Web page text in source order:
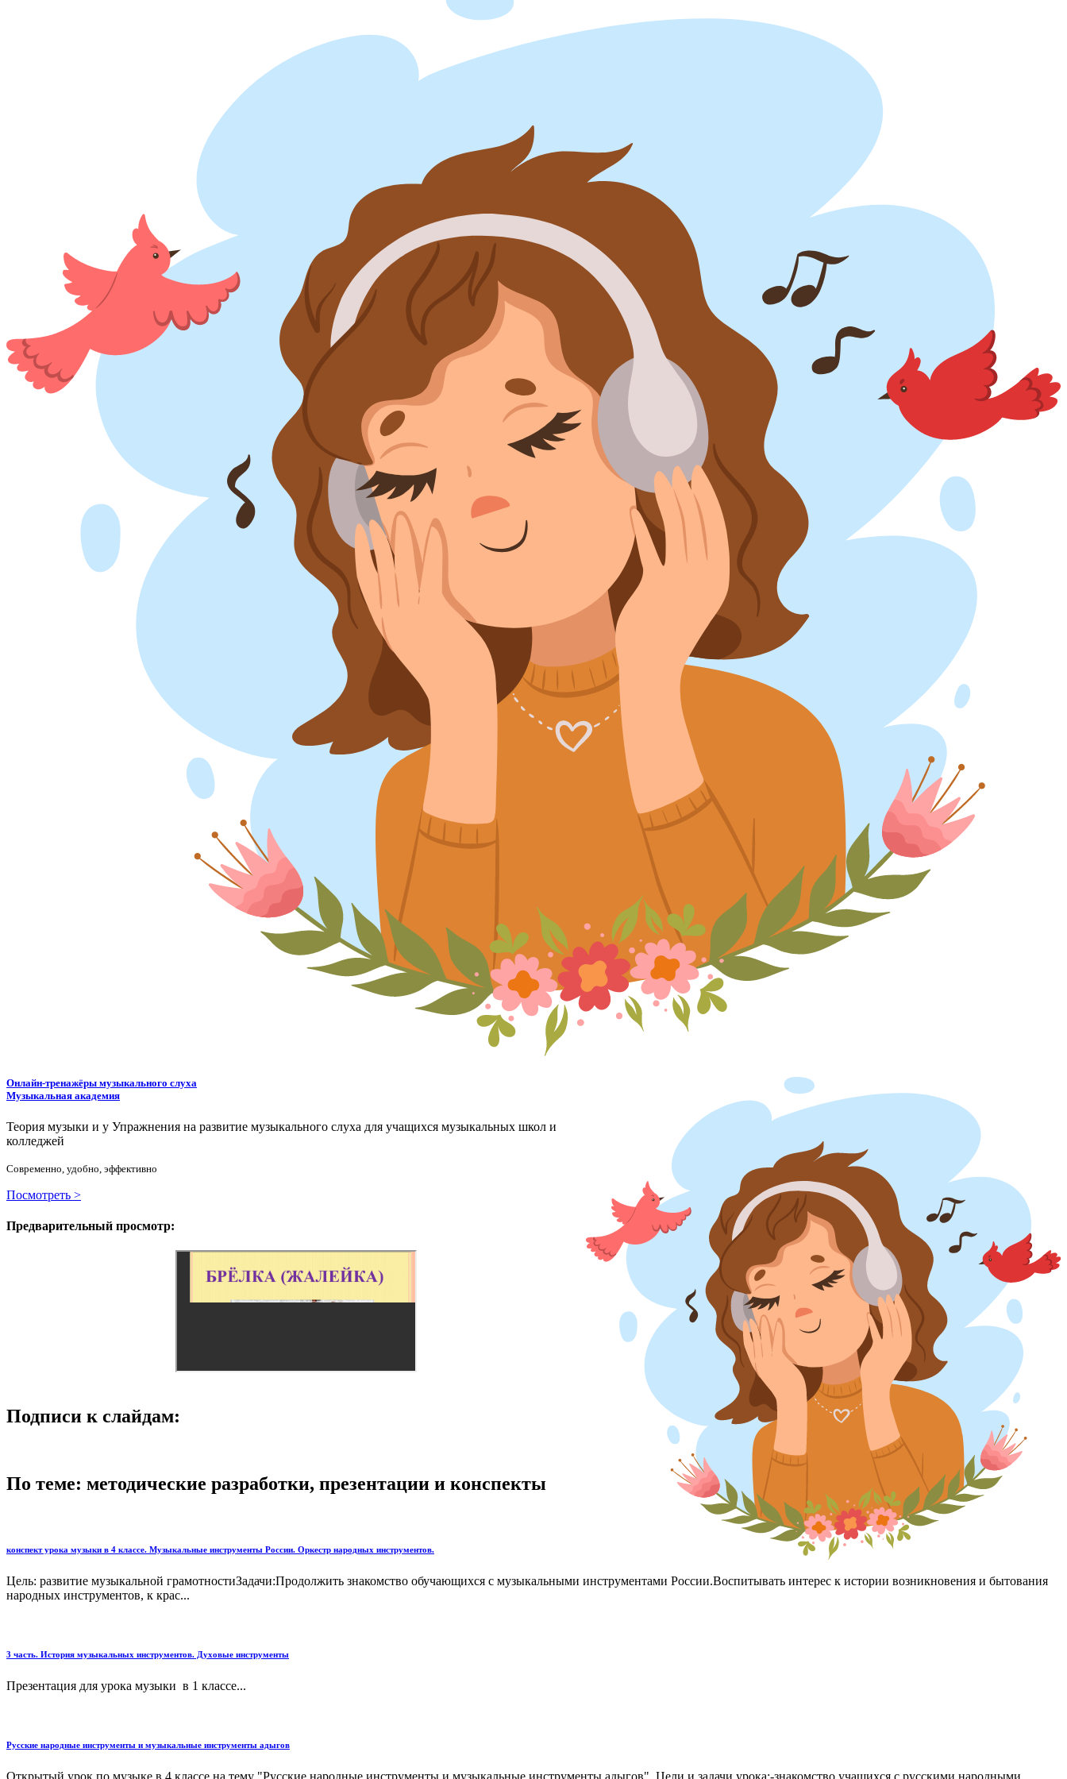
Онлайн-тренажёры музыкального слуха
Музыкальная академия
Теория музыки и у Упражнения на развитие музыкального слуха для учащихся музыкальных школ и
колледжей
Современно, удобно, эффективно
Посмотреть >
Предварительный просмотр:
Подписи к слайдам:
По теме: методические разработки, презентации и конспекты
конспект урока музыки в 4 классе. Музыкальные инструменты России. Оркестр народных инструментов.
Цель: развитие музыкальной грамотностиЗадачи:Продолжить знакомство обучающихся с музыкальными инструментами России.Воспитывать интерес к истории возникновения и бытования
народных инструментов, к крас...
3 часть. История музыкальных инструментов. Духовые инструменты
Презентация для урока музыки в 1 классе...
Русские народные инструменты и музыкальные инструменты адыгов
Открытый урок по музыке в 4 классе на тему "Русские народные инструменты и музыкальные инструменты адыгов". Цели и задачи урока:-знакомство учащихся с русскими народными